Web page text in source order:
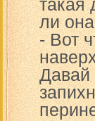
такая
ли
- Вот
Давай